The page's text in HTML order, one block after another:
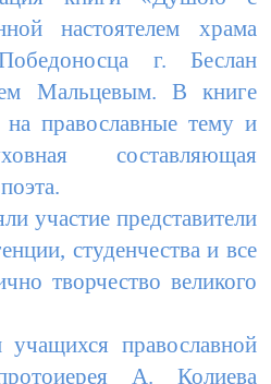
настоятелем храма
г. Беслан
Мальцевым. В книге
на православные тему и
составляющая
участие представители
студенчества и все
творчество великого
православной
А. Колиева